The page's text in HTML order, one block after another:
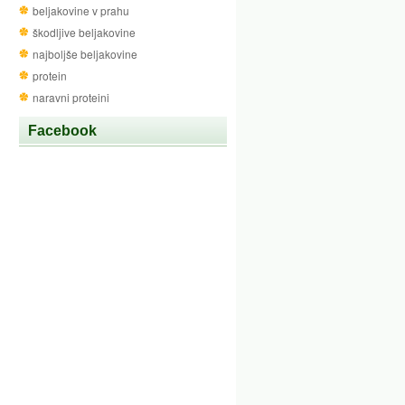
beljakovine v prahu
škodljive beljakovine
najboljše beljakovine
protein
naravni proteini
Facebook